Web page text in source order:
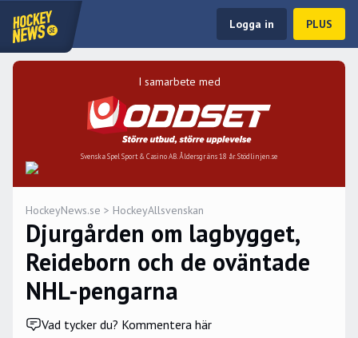
Logga in PLUS
I samarbete med
Svenska Spel Sport & Casino AB. Åldersgräns 18 år. Stödlinjen.se
HockeyNews.se > HockeyAllsvenskan
Djurgården om lagbygget,
Reideborn och de oväntade
NHL-pengarna
Vad tycker du? Kommentera här